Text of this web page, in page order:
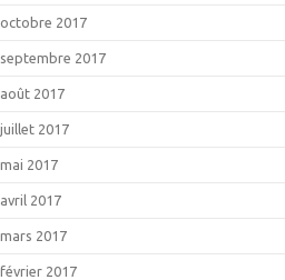
octobre 2017
septembre 2017
août 2017
juillet 2017
mai 2017
avril 2017
mars 2017
février 2017